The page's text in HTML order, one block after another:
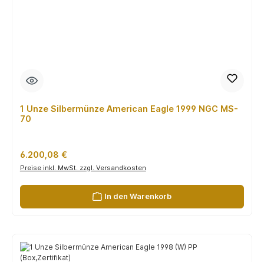
1 Unze Silbermünze American Eagle 1999 NGC MS-
70
Regulärer Preis:
6.200,08 €
Preise inkl. MwSt. zzgl. Versandkosten
In den Warenkorb